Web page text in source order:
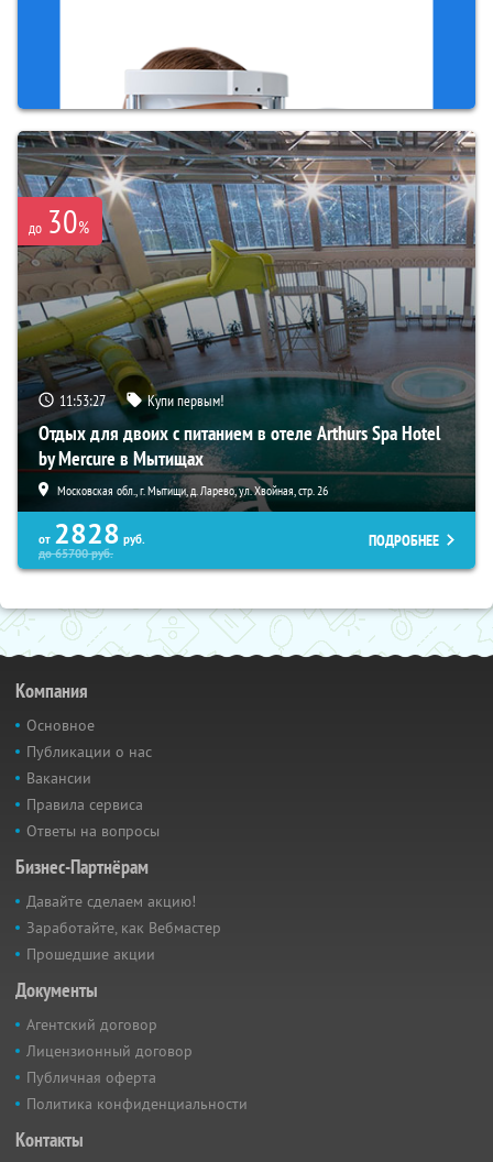
до 30%
11:53:26 Купи первым!
Отдых для двоих с питанием в отеле Arthurs Spa Hotel
by Mercure в Мытищах
Московская обл., г. Мытищи, д. Ларево, ул. Хвойная, стр. 26
от 2828 руб.
до65700руб.
ПОДРОБНЕЕ
Компания
Основное
Публикации о нас
Вакансии
Правила сервиса
Ответы на вопросы
Бизнес-Партнёрам
Давайте сделаем акцию!
Заработайте, как Вебмастер
Прошедшие акции
Документы
Агентский договор
Лицензионный договор
Публичная оферта
Политика конфиденциальности
Контакты